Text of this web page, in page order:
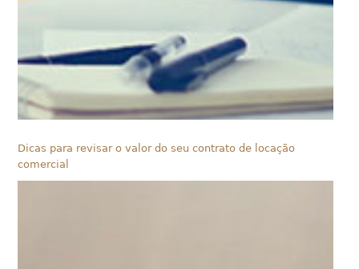
Dicas para revisar o valor do seu contrato de locação
comercial